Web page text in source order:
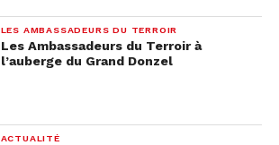
LES AMBASSADEURS DU TERROIR
Les Ambassadeurs du Terroir à
l’auberge du Grand Donzel
ACTUALITÉ